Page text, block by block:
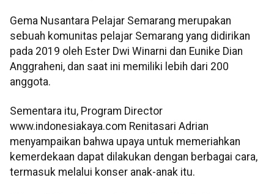
Gema Nusantara Pelajar Semarang merupakan
sebuah komunitas pelajar Semarang yang didirikan
pada 2019 oleh Ester Dwi Winarni dan Eunike Dian
Anggraheni, dan saat ini memiliki lebih dari 200
anggota.
Sementara itu, Program Director
www.indonesiakaya.com Renitasari Adrian
menyampaikan bahwa upaya untuk memeriahkan
kemerdekaan dapat dilakukan dengan berbagai cara,
termasuk melalui konser anak-anak itu.